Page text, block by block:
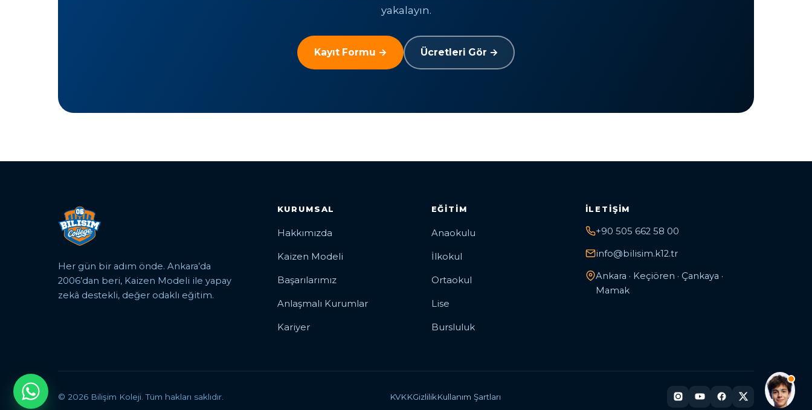
yakalayın.
Kayıt Formu → Ücretleri Gör →
Her gün bir adım önde. Ankara’da
2006’dan beri, Kaizen Modeli ile yapay
zekâ destekli, değer odaklı eğitim.
KURUMSAL
Hakkımızda
Kaizen Modeli
Başarılarımız
Anlaşmalı Kurumlar
Kariyer
EĞITIM
Anaokulu
İlkokul
Ortaokul
Lise
Bursluluk
İLETIŞIM
+90 505 662 58 00
info@bilisim.k12.tr
Ankara · Keçiören · Çankaya ·
Mamak
© 2026 Bilişim Koleji. Tüm hakları saklıdır. KVKKGizlilikKullanım Şartları